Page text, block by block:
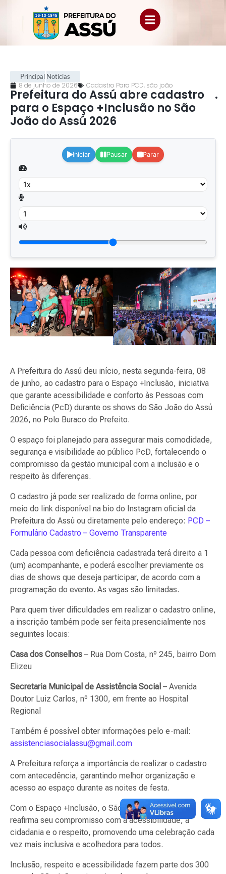
Principal Notícias
8 de junho de 2026 Cadastro Para PCD, são joão
Prefeitura do Assú abre cadastro
para o Espaço +Inclusão no São
João do Assú 2026
.
Iniciar Pausar Parar
A Prefeitura do Assú deu início, nesta segunda-feira, 08
de junho, ao cadastro para o Espaço +Inclusão, iniciativa
que garante acessibilidade e conforto às Pessoas com
Deficiência (PcD) durante os shows do São João do Assú
2026, no Polo Buraco do Prefeito.
O espaço foi planejado para assegurar mais comodidade,
segurança e visibilidade ao público PcD, fortalecendo o
compromisso da gestão municipal com a inclusão e o
respeito às diferenças.
O cadastro já pode ser realizado de forma online, por
meio do link disponível na bio do Instagram oficial da
Prefeitura do Assú ou diretamente pelo endereço: PCD –
Formulário Cadastro – Governo Transparente
Cada pessoa com deficiência cadastrada terá direito a 1
(um) acompanhante, e poderá escolher previamente os
dias de shows que deseja participar, de acordo com a
programação do evento. As vagas são limitadas.
Para quem tiver dificuldades em realizar o cadastro online,
a inscrição também pode ser feita presencialmente nos
seguintes locais:
Casa dos Conselhos – Rua Dom Costa, nº 245, bairro Dom
Elizeu
Secretaria Municipal de Assistência Social – Avenida
Doutor Luiz Carlos, nº 1300, em frente ao Hospital
Regional
Também é possível obter informações pelo e-mail:
assistenciasocialassu@gmail.com
A Prefeitura reforça a importância de realizar o cadastro
com antecedência, garantindo melhor organização e
acesso ao espaço durante as noites de festa.
Com o Espaço +Inclusão, o São João do Assú 2026
reafirma seu compromisso com a acessibilidade, a
cidadania e o respeito, promovendo uma celebração cada
vez mais inclusiva e acolhedora para todos.
Inclusão, respeito e acessibilidade fazem parte dos 300